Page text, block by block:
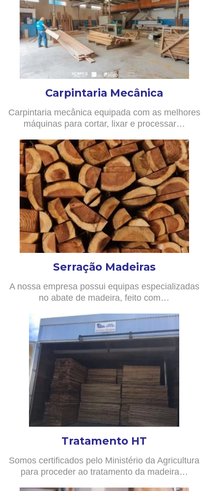
Carpintaria Mecânica
Carpintaria mecânica equipada com as melhores
máquinas para cortar, lixar e processar…
Serração Madeiras
A nossa empresa possui equipas especializadas
no abate de madeira, feito com…
Tratamento HT
Somos certificados pelo Ministério da Agricultura
para proceder ao tratamento da madeira…